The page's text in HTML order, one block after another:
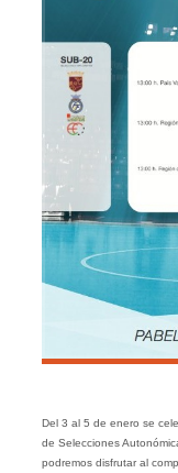
Del 3 al 5 de enero se
de Selecciones
podremos disfrutar al